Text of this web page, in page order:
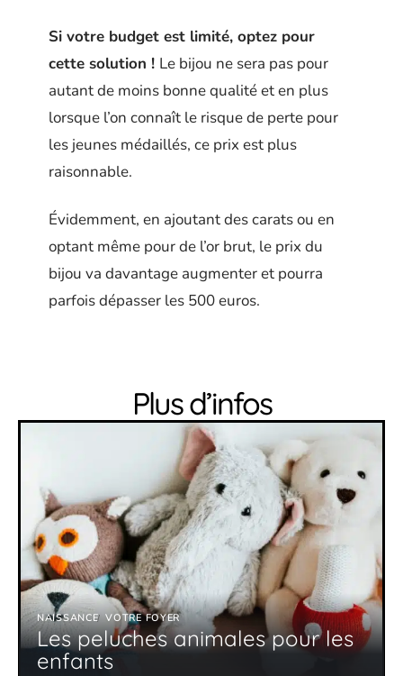
Si votre budget est limité, optez pour
cette solution ! Le bijou ne sera pas pour
autant de moins bonne qualité et en plus
lorsque l’on connaît le risque de perte pour
les jeunes médaillés, ce prix est plus
raisonnable.
Évidemment, en ajoutant des carats ou en
optant même pour de l’or brut, le prix du
bijou va davantage augmenter et pourra
parfois dépasser les 500 euros.
Plus d’infos
NAISSANCE VOTRE FOYER
Les peluches animales pour les
enfants